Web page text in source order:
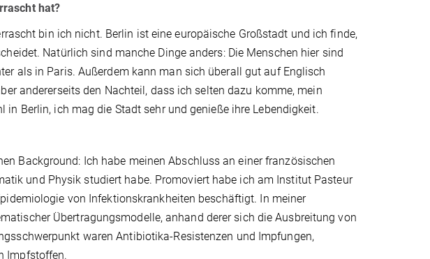
hat?
bin ich nicht. Berlin ist eine europäische Großstadt und ich finde,
Natürlich sind manche Dinge anders: Die Menschen hier sind
als in Paris. Außerdem kann man sich überall gut auf Englisch
andererseits den Nachteil, dass ich selten dazu komme, mein
in Berlin, ich mag die Stadt sehr und genieße ihre Lebendigkeit.
Background: Ich habe meinen Abschluss an einer französischen
und Physik studiert habe. Promoviert habe ich am Institut Pasteur
von Infektionskrankheiten beschäftigt. In meiner
Übertragungsmodelle, anhand derer sich die Ausbreitung von
waren Antibiotika-Resistenzen und Impfungen,
Impfstoffen.